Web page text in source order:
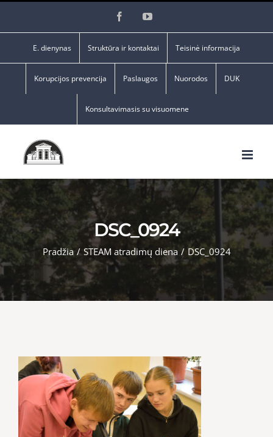
FacebookYouTube
E. dienynas Struktūra ir kontaktai Teisinė informacija
Korupcijos prevencija Paslaugos Nuorodos DUK
Konsultavimasis su visuomene
DSC_0924
Pradžia / STEAM atradimų diena / DSC_0924